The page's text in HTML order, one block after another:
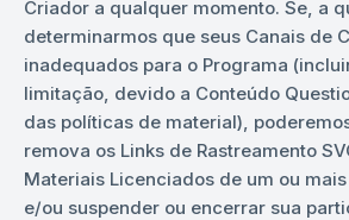
Criador a qualquer momento. Se, a
determinarmos que seus Canais de
inadequados para o Programa
limitação, devido a Conteúdo
das políticas de material),
remova os Links de Rastreamento
Materiais Licenciados de um ou
e/ou suspender ou encerrar sua